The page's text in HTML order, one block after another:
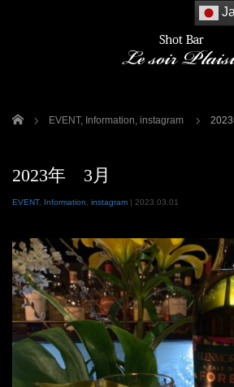
ホーム EVENT, Information, instagram
2023年 3月
EVENT, Information instagram | 2023.03.01